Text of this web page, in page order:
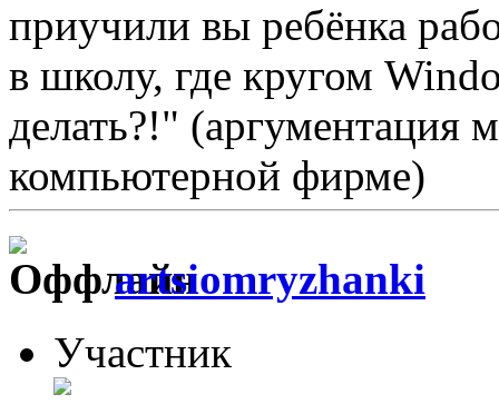
приучили вы ребёнка
в школу, где кругом
делать?!" (аргументация
компьютерной фирме)
artsiomryzhanki
Участник